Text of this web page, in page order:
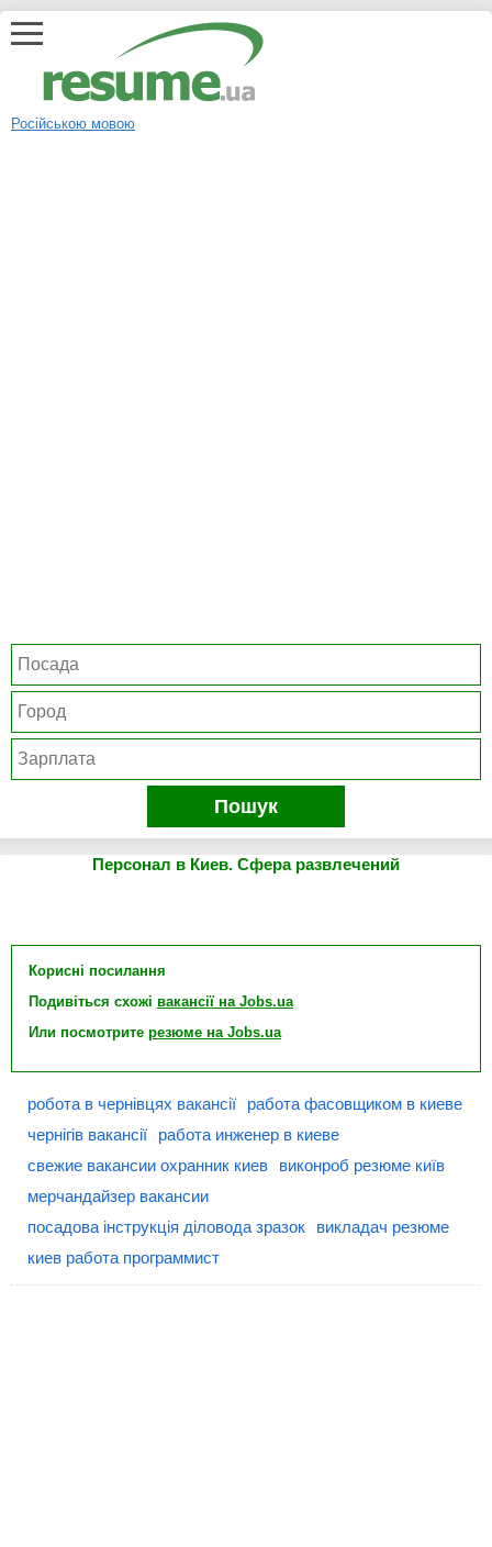
Російською мовою
Пошук
Персонал в Киев. Сфера развлечений
Корисні посилання
Подивіться схожі вакансії на Jobs.ua
Или посмотрите резюме на Jobs.ua
робота в чернівцях вакансії
работа фасовщиком в киеве
чернігів вакансії
работа инженер в киеве
свежие вакансии охранник киев
виконроб резюме київ
мерчандайзер вакансии
посадова інструкція діловода зразок
викладач резюме
киев работа программист